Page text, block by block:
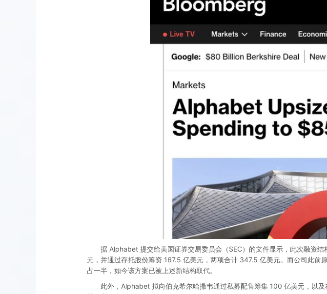
据 Alphabet 提交给美国证券交易委员会（SEC）的文件显示，此次融资结
元，并通过存托股份筹资 167.5 亿美元，两项合计 347.5 亿美元。而公司此
占一半，如今该方案已被上述新结构取代。
此外，Alphabet 拟向伯克希尔哈撒韦通过私募配售筹集 100 亿美元，以及